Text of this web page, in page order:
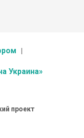
Украина»
проект